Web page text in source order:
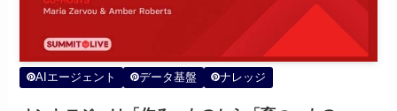
AIエージェント データ基盤 ナレッジ